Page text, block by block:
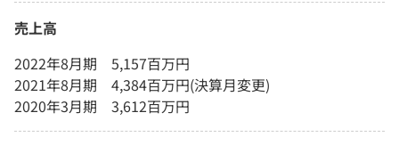
売上高
2022年8月期 5,157百万円
2021年8月期 4,384百万円(決算月変更)
2020年3月期 3,612百万円